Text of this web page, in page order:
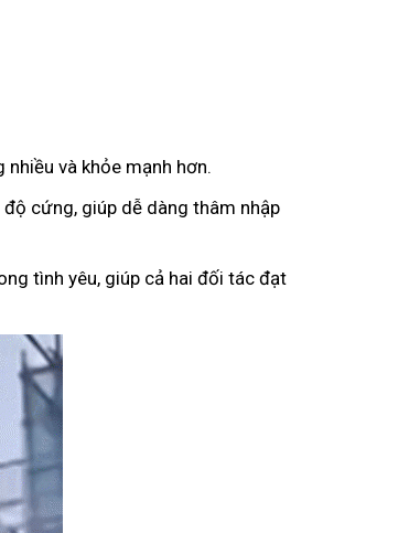
và khỏe mạnh hơn.
cứng, giúp dễ dàng thâm nhập
tình yêu, giúp cả hai đối tác đạt